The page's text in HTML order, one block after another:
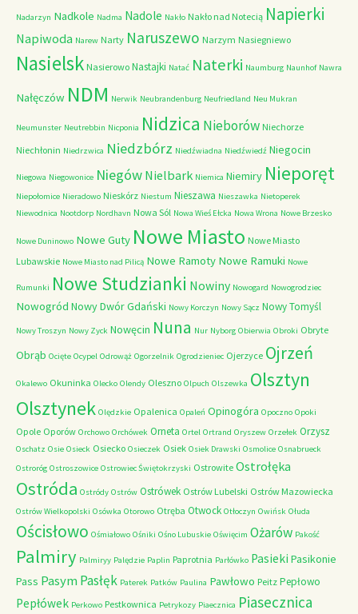
Nadarzyn Nadkole Nadma Nadole Nakło Nakło nad Notecią Napierki
Napiwoda Narew Narty Naruszewo Narzym Nasiegniewo
Nasielsk Nasierowo Nastajki Natać Naterki Naumburg Naunhof Nawra
Nałęczów NDM Nerwik Neubrandenburg Neufriedland Neu Mukran
Neumunster Neutrebbin Nicponia Nidzica Nieborów Niechorze
Niechłonin Niedrzwica Niedzbórz Niedźwiadna Niedźwiedź Niegocin
Niegowa Niegowonice Niegów Nielbark Niemica Niemiry Nieporęt
Niepołomice Nieradowo Nieskórz Niestum Nieszawa Nieszawka Nietoperek
Niewodnica Nootdorp Nordhavn Nowa Sól Nowa Wieś Ełcka Nowa Wrona Nowe Brzesko
Nowe Duninowo Nowe Guty Nowe Miasto Nowe Miasto
Lubawskie Nowe Miasto nad Pilicą Nowe Ramoty Nowe Ramuki Nowe
Rumunki Nowe Studzianki Nowiny Nowogard Nowogrodziec
Nowogród Nowy Dwór Gdański Nowy Korczyn Nowy Sącz Nowy Tomyśl
Nowy Troszyn Nowy Zyck Nowęcin Nuna Nur Nyborg Obierwia Obroki Obryte
Obrąb Ocięte Ocypel Odrowąż Ogorzelnik Ogrodzieniec Ojerzyce Ojrzeń
Okalewo Okuninka Olecko Olendy Oleszno Olpuch Olszewka Olsztyn
Olsztynek Olędzkie Opalenica Opaleń Opinogóra Opoczno Opoki
Opole Oporów Orchowo Orchówek Orneta Ortel Ortrand Oryszew Orzełek Orzysz
Oschatz Osie Osieck Osiecko Osieczek Osiek Osiek Drawski Osmolice Osnabrueck
Ostroróg Ostroszowice Ostrowiec Świętokrzyski Ostrowite Ostrołęka
Ostróda Ostródy Ostrów Ostrówek Ostrów Lubelski Ostrów Mazowiecka
Ostrów Wielkopolski Osówka Otorowo Otręba Otwock Otłoczyn Owińsk Ołuda
Ościsłowo Ośmiałowo Ośniki Ośno Lubuskie Oświęcim Ożarów Pakość
Palmiry Palmiryy Palędzie Paplin Paprotnia Parłówko Pasieki Pasikonie
Pass PasymPasłęk Paterek Patków Paulina Pawłowo Peitz Pepłowo
Pepłówek Perkowo Pestkownica Petrykozy Piaecznica Piasecznica